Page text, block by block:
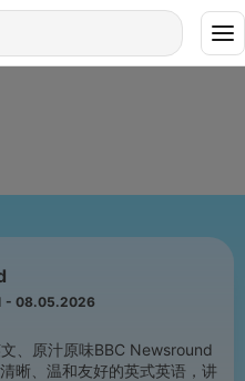
- 08.05.2026
、原汁原味BBC Newsround
晰、温和友好的英式英语，讲